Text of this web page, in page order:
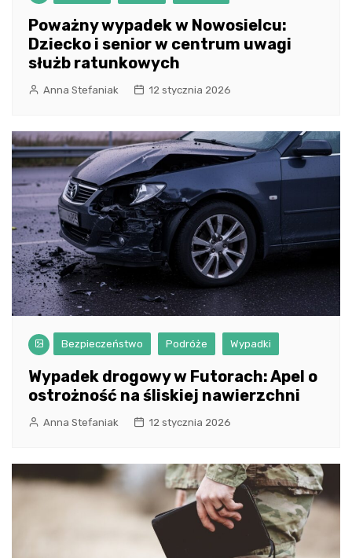
Poważny wypadek w Nowosielcu:
Dziecko i senior w centrum uwagi
służb ratunkowych
Anna Stefaniak 12 stycznia 2026
Bezpieczeństwo Podróże Wypadki
Wypadek drogowy w Futorach: Apel o
ostrożność na śliskiej nawierzchni
Anna Stefaniak 12 stycznia 2026